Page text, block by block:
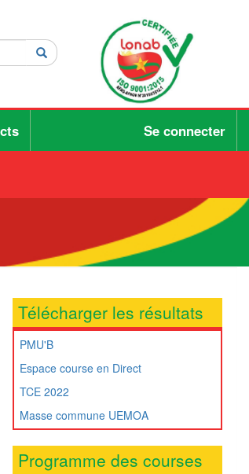
Rechercher
Se connecter
Télécharger les résultats
PMU'B
Espace course en Direct
TCE 2022
Masse commune UEMOA
Programme des courses